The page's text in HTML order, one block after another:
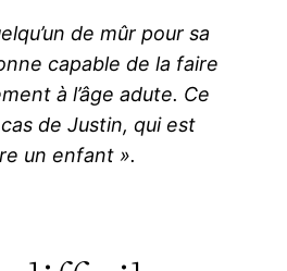
de mûr pour sa
capable de la faire
à l’âge adute. Ce
cas de Justin, qui est
un enfant ».